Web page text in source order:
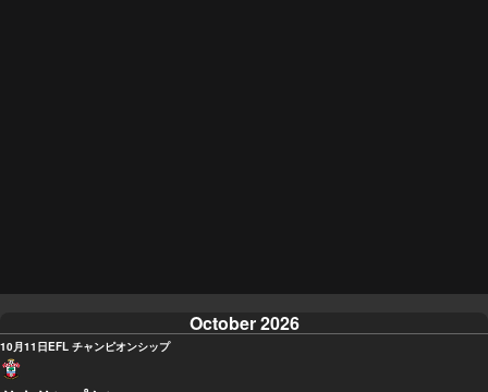
October 2026
10月11日EFL チャンピオンシップ